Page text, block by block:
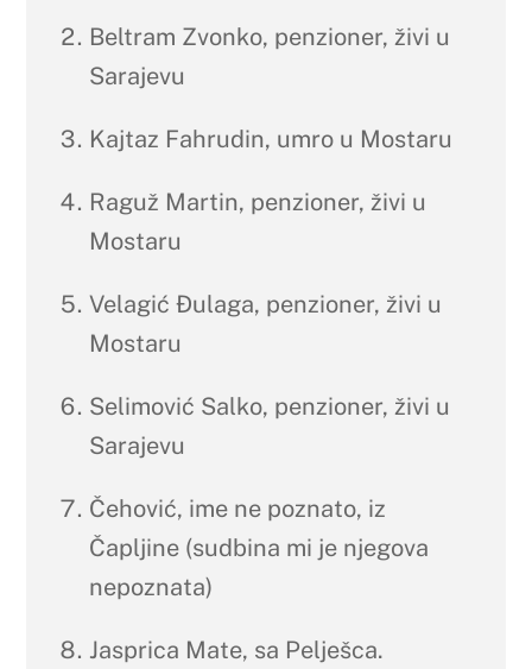
Beltram Zvonko, penzioner, živi u
Sarajevu
Kajtaz Fahrudin, umro u Mostaru
Raguž Martin, penzioner, živi u
Mostaru
Velagić Đulaga, penzioner, živi u
Mostaru
Selimović Salko, penzioner, živi u
Sarajevu
Čehović, ime ne poznato, iz
Čapljine (sudbina mi je njegova
nepoznata)
Jasprica Mate, sa Pelješca.